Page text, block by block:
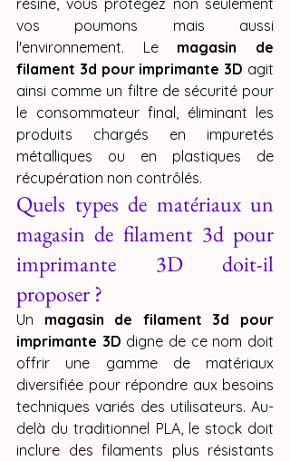
résine, vous protégez non seulement
vos poumons mais aussi
l'environnement. Le magasin de
filament 3d pour imprimante 3D agit
ainsi comme un filtre de sécurité pour
le consommateur final, éliminant les
produits chargés en impuretés
métalliques ou en plastiques de
récupération non contrôlés.
Quels types de matériaux un
magasin de filament 3d pour
imprimante 3D doit-il
proposer ?
Un magasin de filament 3d pour
imprimante 3D digne de ce nom doit
offrir une gamme de matériaux
diversifiée pour répondre aux besoins
techniques variés des utilisateurs. Au-
delà du traditionnel PLA, le stock doit
inclure des filaments plus résistants